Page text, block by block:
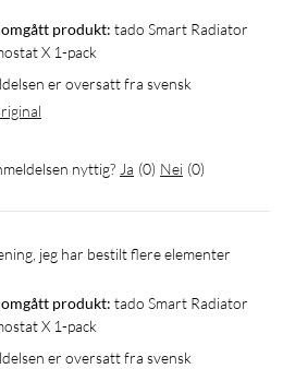
å aktivere geogjerde for Smart
kan du regulere temperaturen
eller ikke. Termostaten kan også
om temperaturen i rommet
hvis et vindu står åpent – slik
risiko for lekkasje
at du enkelt skal kunne installere
Den leveres med ulike
alle radiatorventiler. Termostaten
selv på badet. På Tado sin
Radiator Thermostat X
produkt: tado Smart Radiator
X 1-pack
er oversatt fra svensk
nyttig? Ja (0) Nei (0)
jeg har bestilt flere elementer
produkt: tado Smart Radiator
X 1-pack
er oversatt fra svensk